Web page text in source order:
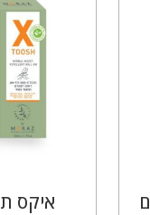
איקס